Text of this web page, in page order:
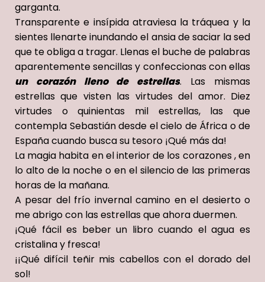
garganta.
Transparente e insípida atraviesa la tráquea y la
sientes llenarteinundando el ansiade saciar la sed
que teobliga a tragar. Llenas el buche de palabras
aparentemente sencillas y confeccionas con ellas
un corazón lleno de estrellas. Las mismas
estrellas que visten las virtudes del amor. Diez
virtudes o quinientas mil estrellas, las que
contempla Sebastián desde el cielo de África o de
España cuando busca su tesoro ¡Qué más da!
La magia habita en el interior de los corazones , en
lo alto de la noche o en el silencio de las primeras
horas de la mañana.
A pesar del frío invernal camino en el desierto o
me abrigo con las estrellas que ahora duermen.
¡Qué fácil es beber un libro cuando el agua es
cristalina y fresca!
¡¡Qué difícil teñir mis cabellos con el dorado del
sol!